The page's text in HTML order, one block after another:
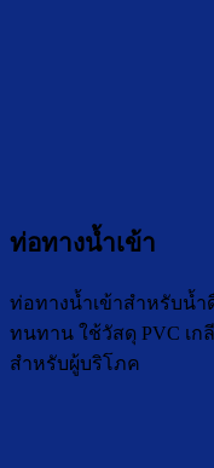
ท่อทางน้ำเข้า
ท่อทางน้ำเข้าสำหรับน้ำ
ทนทาน ใช้วัสดุ PVC เ
สำหรับผู้บริโภค